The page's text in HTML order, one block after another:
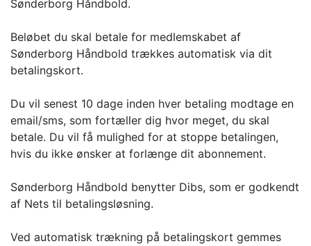
Sønderborg Håndbold.
Beløbet du skal betale for medlemskabet af
Sønderborg Håndbold trækkes automatisk via dit
betalingskort.
Du vil senest 10 dage inden hver betaling modtage en
email/sms, som fortæller dig hvor meget, du skal
betale. Du vil få mulighed for at stoppe betalingen,
hvis du ikke ønsker at forlænge dit abonnement.
Sønderborg Håndbold benytter Dibs, som er godkendt
af Nets til betalingsløsning.
Ved automatisk trækning på betalingskort gemmes